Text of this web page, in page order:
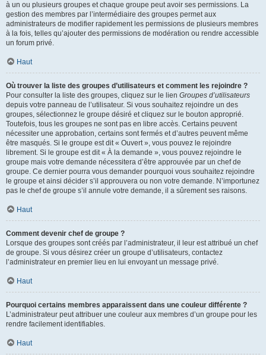
à un ou plusieurs groupes et chaque groupe peut avoir ses permissions. La
gestion des membres par l’intermédiaire des groupes permet aux
administrateurs de modifier rapidement les permissions de plusieurs membres
à la fois, telles qu’ajouter des permissions de modération ou rendre accessible
un forum privé.
Haut
Où trouver la liste des groupes d’utilisateurs et comment les rejoindre ?
Pour consulter la liste des groupes, cliquez sur le lien Groupes d’utilisateurs
depuis votre panneau de l’utilisateur. Si vous souhaitez rejoindre un des
groupes, sélectionnez le groupe désiré et cliquez sur le bouton approprié.
Toutefois, tous les groupes ne sont pas en libre accès. Certains peuvent
nécessiter une approbation, certains sont fermés et d’autres peuvent même
être masqués. Si le groupe est dit « Ouvert », vous pouvez le rejoindre
librement. Si le groupe est dit « À la demande », vous pouvez rejoindre le
groupe mais votre demande nécessitera d’être approuvée par un chef de
groupe. Ce dernier pourra vous demander pourquoi vous souhaitez rejoindre
le groupe et ainsi décider s’il approuvera ou non votre demande. N’importunez
pas le chef de groupe s’il annule votre demande, il a sûrement ses raisons.
Haut
Comment devenir chef de groupe ?
Lorsque des groupes sont créés par l’administrateur, il leur est attribué un chef
de groupe. Si vous désirez créer un groupe d’utilisateurs, contactez
l’administrateur en premier lieu en lui envoyant un message privé.
Haut
Pourquoi certains membres apparaissent dans une couleur différente ?
L’administrateur peut attribuer une couleur aux membres d’un groupe pour les
rendre facilement identifiables.
Haut